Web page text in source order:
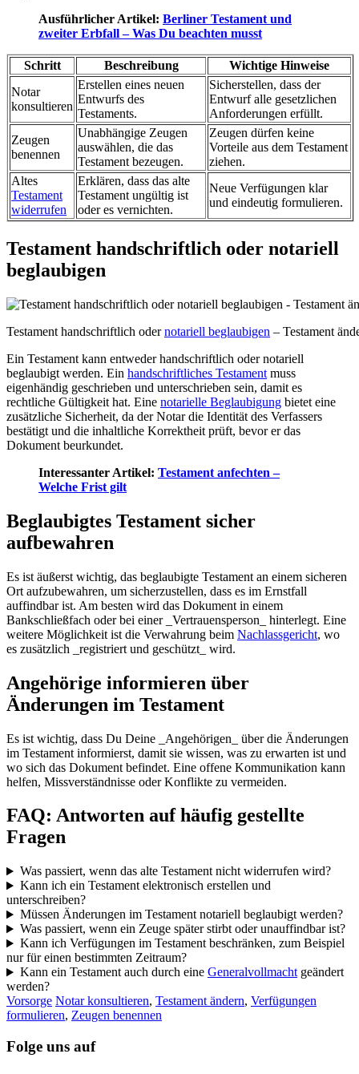
Ausführlicher Artikel: Berliner Testament und
zweiter Erbfall – Was Du beachten musst
Schritt Beschreibung
Wichtige Hinweise
Notar
konsultieren
Erstellen eines neuen
Entwurfs des
Testaments.
Sicherstellen, dass der
Entwurf alle gesetzlichen
Anforderungen erfüllt.
Zeugen
benennen
Unabhängige Zeugen
auswählen, die das
Testament bezeugen.
Zeugen dürfen keine
Vorteile aus dem Testament
ziehen.
Altes
Testament
widerrufen
Erklären, dass das alte
Testament ungültig ist
oder es vernichten.
Neue Verfügungen klar
und eindeutig formulieren.
Testament handschriftlich oder notariell
beglaubigen
Testament handschriftlich odernotariell beglaubigen – Testament
Ein Testament kann entweder handschriftlich oder notariell
beglaubigt werden. Ein handschriftliches Testament muss
eigenhändig geschrieben und unterschrieben sein, damit es
rechtliche Gültigkeit hat. Eine notarielle Beglaubigung bietet eine
zusätzliche Sicherheit, da der Notar die Identität des Verfassers
bestätigt und die inhaltliche Korrektheit prüft, bevor er das
Dokument beurkundet.
Interessanter Artikel: Testament anfechten –
Welche Frist gilt
Beglaubigtes Testament sicher
aufbewahren
Es ist äußerst wichtig, das beglaubigte Testament an einem sicheren
Ort aufzubewahren, um sicherzustellen, dass es im Ernstfall
auffindbar ist. Am besten wird das Dokument in einem
Bankschließfach oder bei einer _Vertrauensperson_ hinterlegt. Eine
weitere Möglichkeit ist die Verwahrung beim Nachlassgericht, wo
es zusätzlich _registriert und geschützt_ wird.
Angehörige informieren über
Änderungen im Testament
Es ist wichtig, dass Du Deine _Angehörigen_ über die Änderungen
im Testament informierst, damit sie wissen, was zu erwarten ist und
wo sich das Dokument befindet. Eine offene Kommunikation kann
helfen, Missverständnisse oder Konflikte zu vermeiden.
FAQ: Antworten auf häufig gestellte
Fragen
Was passiert, wenn das alte Testament nicht widerrufen wird?
Kann ich ein Testament elektronisch erstellen und
unterschreiben?
Müssen Änderungen im Testament notariell beglaubigt werden?
Was passiert, wenn ein Zeuge später stirbt oder unauffindbar ist?
Kann ich Verfügungen im Testament beschränken, zum Beispiel
nur für einen bestimmten Zeitraum?
Kann ein Testament auch durch eine Generalvollmachtgeändert
werden?
Vorsorge Notar konsultieren, Testament ändern, Verfügungen
formulieren, Zeugen benennen
Folge uns auf